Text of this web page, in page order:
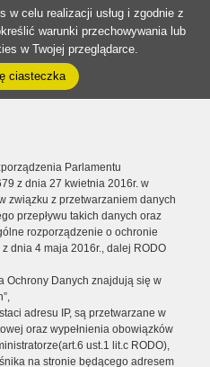
w celu realizacji usług i zgodnie z
warunki przechowywania lub
w Twojej przeglądarce.
ciasteczka
Parlamentu
z dnia 27 kwietnia 2016r. w
związku z przetwarzaniem danych
przepływu takich danych oraz
rozporządzenie o ochronie
dnia 4 maja 2016r., dalej RODO
Ochrony Danych znajdują się w
adresu IP, są przetwarzane w
oraz wypełnienia obowiązków
ust.1 lit.c RODO),
na stronie będącego adresem